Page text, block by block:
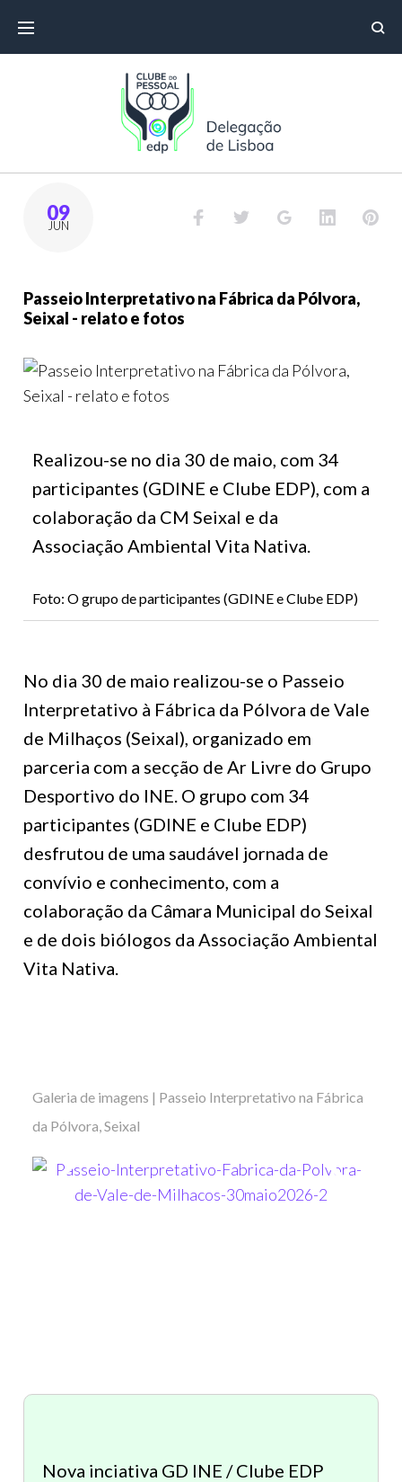
09
JUN
Passeio Interpretativo na Fábrica da Pólvora,
Seixal - relato e fotos
Realizou-se no dia 30 de maio, com 34
participantes (GDINE e Clube EDP), com a
colaboração da CM Seixal e da
Associação Ambiental Vita Nativa.
Foto: O grupo de participantes (GDINE e Clube EDP)
No dia 30 de maio realizou-se o Passeio
Interpretativo à Fábrica da Pólvora de Vale
de Milhaços (Seixal), organizado em
parceria com a secção de Ar Livre do Grupo
Desportivo do INE. O grupo com 34
participantes (GDINE e Clube EDP)
desfrutou de uma saudável jornada de
convívio e conhecimento, com a
colaboração da Câmara Municipal do Seixal
e de dois biólogos da Associação Ambiental
Vita Nativa.
Galeria de imagens | Passeio Interpretativo na Fábrica
da Pólvora, Seixal
Nova inciativa GD INE / Clube EDP